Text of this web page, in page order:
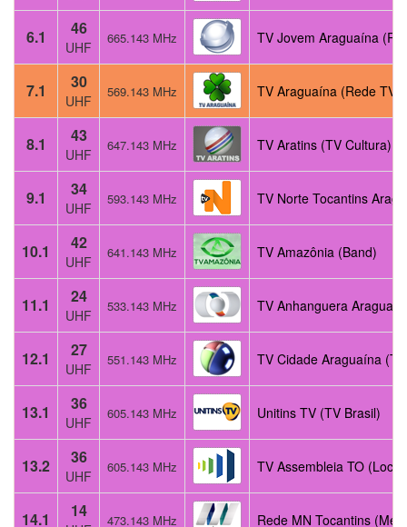
6.1 46
UHF
665.143 MHz TV Jovem Araguaína
7.1 30
UHF
569.143 MHz TV Araguaína (Rede TV!
8.1 43
UHF
647.143 MHz TV Aratins (TV Cultura)
9.1 34
UHF
593.143 MHz TV Norte Tocantins
10.1 42
UHF
641.143 MHz TV Amazônia (Band)
11.1 24
UHF
533.143 MHz TV Anhanguera
12.1 27
UHF
551.143 MHz TV Cidade Araguaína
13.1 36
UHF
605.143 MHz Unitins TV (TV Brasil)
13.2 36
UHF
605.143 MHz TV Assembleia TO (Local)
14.1 14 473.143 MHz Rede MN Tocantins